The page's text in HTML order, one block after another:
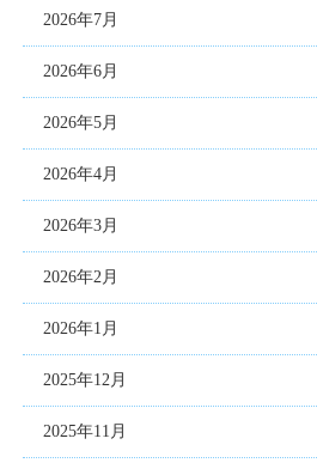
2026年7月
2026年6月
2026年5月
2026年4月
2026年3月
2026年2月
2026年1月
2025年12月
2025年11月